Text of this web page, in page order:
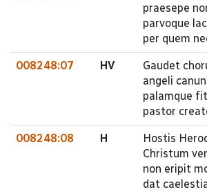
praesepe
parvoque
per quem
008248:07 HV
Gaudet
angeli
palamque
pastor
008248:08 H
Hostis
Christum
non eripit
dat